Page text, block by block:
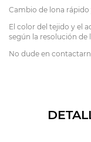
Cambio de lona rápido
El color del tejido y el
según la resolución de
No dude en